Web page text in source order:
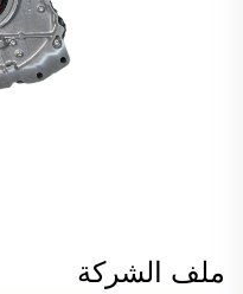
ملف الشركة